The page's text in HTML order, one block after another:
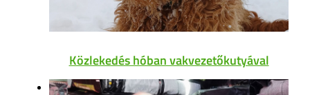
Közlekedés hóban vakvezetőkutyával